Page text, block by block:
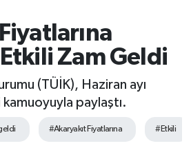
Zam Geldi
(TÜİK), Haziran ayı
paylaştı.
#Akaryakıt Fiyatlarına #Etkili
Vakitleri
Haritası
Durumu ve Fikstür